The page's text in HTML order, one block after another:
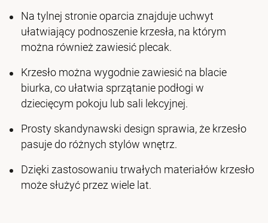
Na tylnej stronie oparcia znajduje uchwyt
ułatwiający podnoszenie krzesła, na którym
można również zawiesić plecak.
Krzesło można wygodnie zawiesić na blacie
biurka, co ułatwia sprzątanie podłogi w
dziecięcym pokoju lub sali lekcyjnej.
Prosty skandynawski design sprawia, że krzesło
pasuje do różnych stylów wnętrz.
Dzięki zastosowaniu trwałych materiałów krzesło
może służyć przez wiele lat.